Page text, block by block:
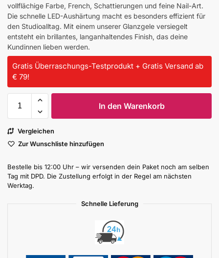
vollflächige Farbe, French, Schattierungen und feine Nail-Art.
Die schnelle LED-Aushärtung macht es besonders effizient für
den Studioalltag. Mit einem unserer Glanzgele versiegelt
entsteht ein brillantes, langanhaltendes Finish, das deine
Kundinnen lieben werden.
Gratis Überraschungs-Testprodukt + Gratis Versand ab
€ 79!
In den Warenkorb
Vergleichen
Zur Wunschliste hinzufügen
Bestelle bis 12:00 Uhr – wir versenden dein Paket noch am selben
Tag mit DPD. Die Zustellung erfolgt in der Regel am nächsten
Werktag.
Schnelle Lieferung